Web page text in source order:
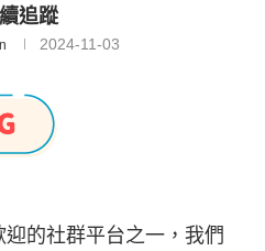
追蹤
2024-11-03
迎的社群平台之一，我們